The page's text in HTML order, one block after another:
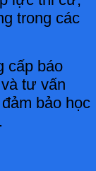
trong các
cấp báo
tư vấn
bảo học